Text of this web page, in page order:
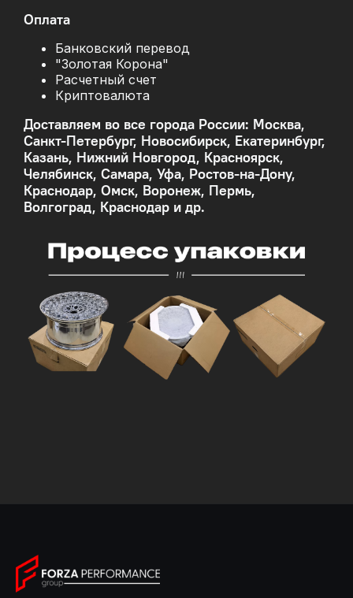
Оплата
Банковский перевод
"Золотая Корона"
Расчетный счет
Криптовалюта
Доставляем во все города России: Москва,
Санкт-Петербург, Новосибирск, Екатеринбург,
Казань, Нижний Новгород, Красноярск,
Челябинск, Самара, Уфа, Ростов-на-Дону,
Краснодар, Омск, Воронеж, Пермь,
Волгоград, Краснодар и др.